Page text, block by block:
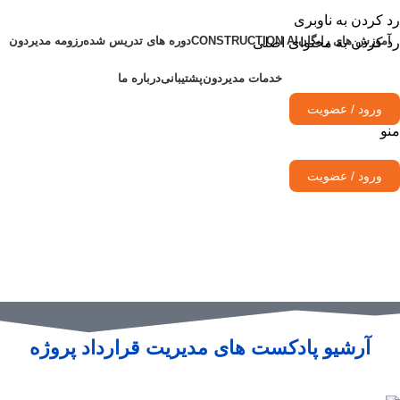
رد کردن به ناوبری
رد کردن به محتوای اصلی
آموزش های رایگانCONSTRUCTION AIدوره های تدریس شدهرزومه مدیردون
خدمات مدیردونپشتیبانیدرباره ما
ورود / عضویت
منو
ورود / عضویت
آرشیو پادکست های مدیریت قرارداد پروژه